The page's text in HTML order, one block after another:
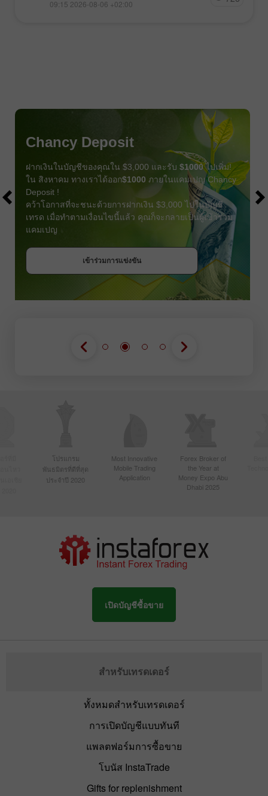
09:15 2026-08-06 +02:00
Chancy Deposit
ฝากเงินในบัญชีของคุณใน $3,000 และรับ $1000ไปเพิ่ม!
ใน สิงหาคม ทางเราได้ออก$1000 ภายในแคมเปญ Chancy
Deposit !
คว้าโอกาสที่จะชนะด้วยการฝากเงิน $3,000 ไปในบัญชี
เทรด เมื่อทำตามเงื่อนไขนี้แล้ว คุณก็จะกลายเป็นผู้เข้าร่วม
แคมเปญ
เข้าร่วมการแข่งขัน
โปรแกรม
พันธมิตรที่ดีที่สุด
ประจำปี 2020
Most Innovative
Mobile Trading
Application
Forex Broker of
the Year at
Money Expo Abu
Dhabi 2025
เปิดบัญชีซื้อขาย
สำหรับเทรดเดอร์
ทั้งหมดสำหรับเทรดเดอร์
การเปิดบัญชีแบบทันที
แพลตฟอร์มการซื้อขาย
โบนัส InstaTrade
Gifts for replenishment